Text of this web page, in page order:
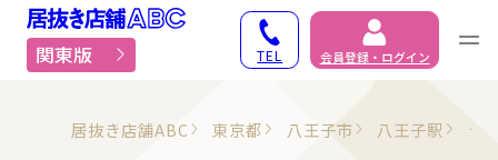
居抜き物件・貸店舗で
関東版 TEL 会員登録・ログイン
居抜き店舗ABC 東京都 八王子市 八王子駅 ラ